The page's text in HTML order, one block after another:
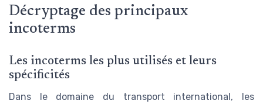
Décryptage des principaux
incoterms
Les incoterms les plus utilisés et leurs
spécificités
Dans le domaine du transport international, les